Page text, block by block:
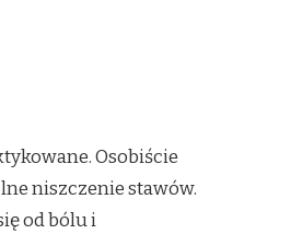
Osobiście
niszczenie stawów.
od bólu i